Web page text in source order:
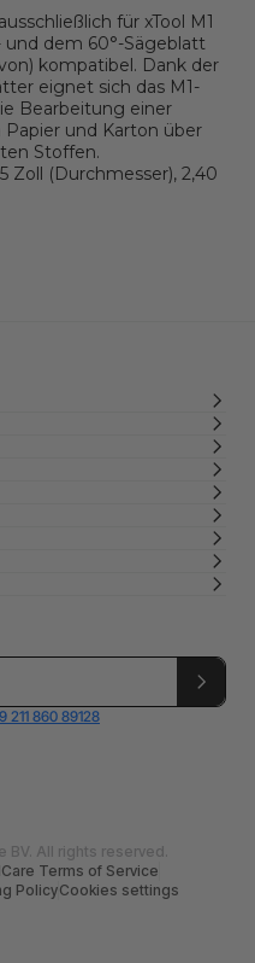
für xTool M1
dem 60°-Sägeblatt
kompatibel. Dank der
eignet sich das M1-
Bearbeitung einer
Papier und Karton über
Stoffen.
Zoll (Durchmesser), 2,40
211 860 89128
All rights reserved.
Terms of Service
PolicyCookies settings